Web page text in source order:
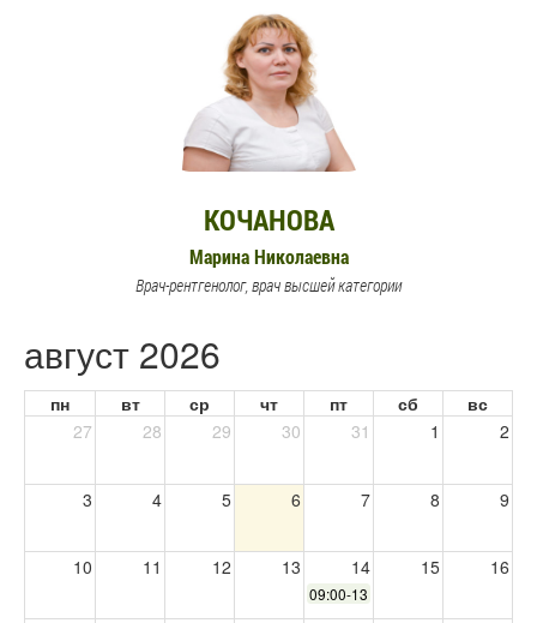
КОЧАНОВА
Марина Николаевна
Врач-рентгенолог, врач высшей категории
август 2026
пн вт ср чт пт сб
вс
27
28 29 30 31 1 2
3 4 5 6 7 8 9
10 11 12 13 14 15 16
09:00-13:00